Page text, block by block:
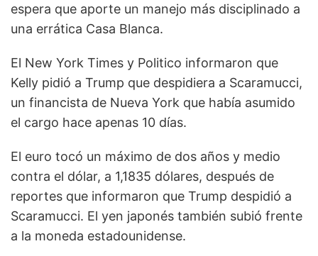
espera que aporte un manejo más disciplinado a
una errática Casa Blanca.
El New York Times y Politico informaron que
Kelly pidió a Trump que despidiera a Scaramucci,
un financista de Nueva York que había asumido
el cargo hace apenas 10 días.
El euro tocó un máximo de dos años y medio
contra el dólar, a 1,1835 dólares, después de
reportes que informaron que Trump despidió a
Scaramucci. El yen japonés también subió frente
a la moneda estadounidense.